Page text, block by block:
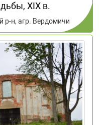
XIX в.
р-н, агр. Вердомичи